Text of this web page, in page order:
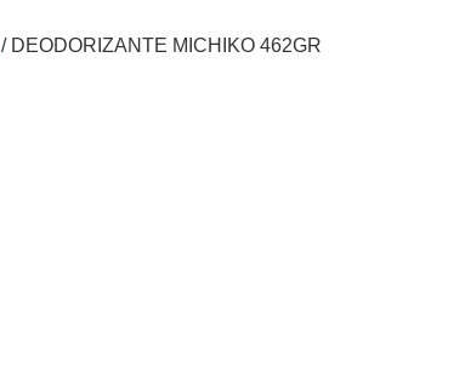
/ DEODORIZANTE MICHIKO 462GR